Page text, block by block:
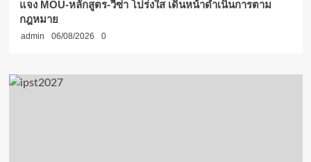
แจง MOU-หลักสูตร-วีซ่า โปร่งใส เดินหน้าดำเนินการตาม
กฎหมาย
admin 06/08/2026 0